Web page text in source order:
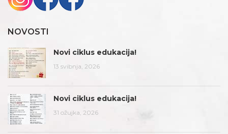
NOVOSTI
Novi ciklus edukacija!
13 svibnja, 2026
Novi ciklus edukacija!
31 ožujka, 2026